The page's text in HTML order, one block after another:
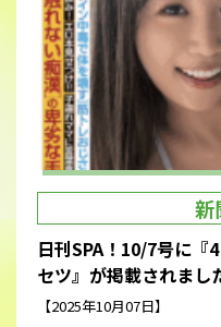
新
日刊SPA！10/7号に『
セツ』が掲載されまし
【2025年10月07日】